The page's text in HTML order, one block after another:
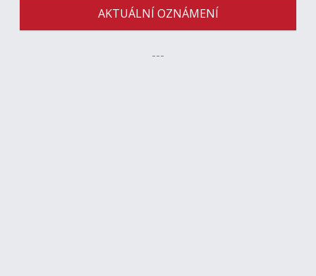
AKTUÁLNÍ OZNÁMENÍ
---